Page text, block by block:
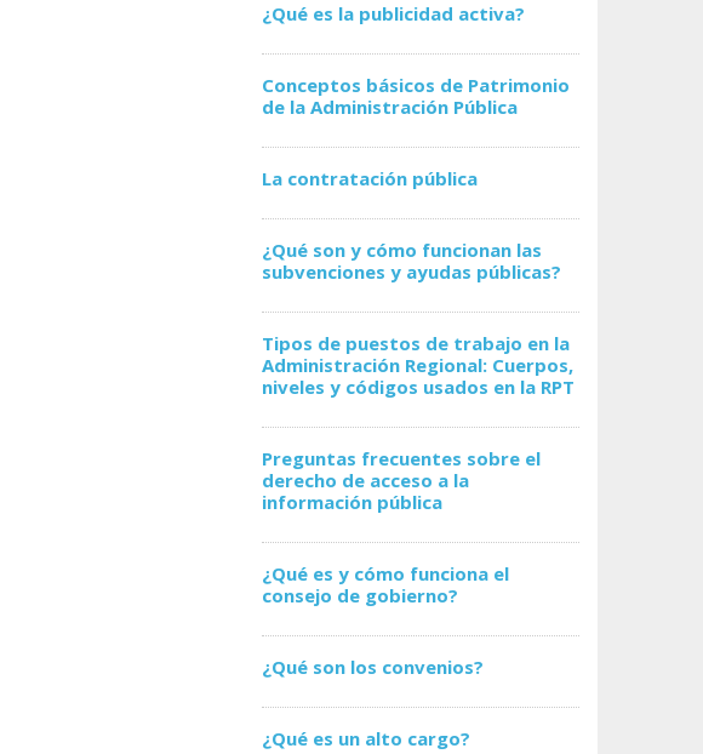
¿Qué es la publicidad activa?
Conceptos básicos de Patrimonio
de la Administración Pública
La contratación pública
¿Qué son y cómo funcionan las
subvenciones y ayudas públicas?
Tipos de puestos de trabajo en la
Administración Regional: Cuerpos,
niveles y códigos usados en la RPT
Preguntas frecuentes sobre el
derecho de acceso a la
información pública
¿Qué es y cómo funciona el
consejo de gobierno?
¿Qué son los convenios?
¿Qué es un alto cargo?